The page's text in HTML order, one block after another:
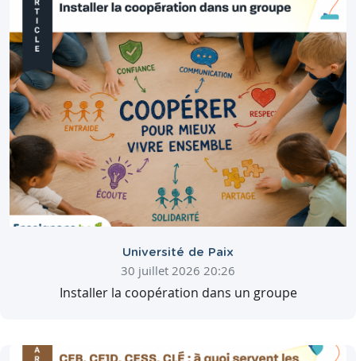
Université de Paix
30 juillet 2026 20:26
Installer la coopération dans un groupe